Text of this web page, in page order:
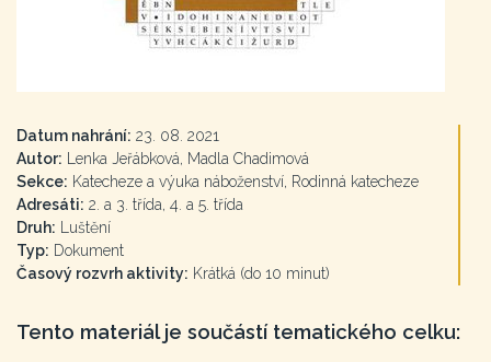
Datum nahrání: 23. 08. 2021
Autor: Lenka Jeřábková, Madla Chadimová
Sekce: Katecheze a výuka náboženství, Rodinná katecheze
Adresáti: 2. a 3. třída, 4. a 5. třída
Druh: Luštění
Typ: Dokument
Časový rozvrh aktivity: Krátká (do 10 minut)
Tento materiál je součástí tematického celku: